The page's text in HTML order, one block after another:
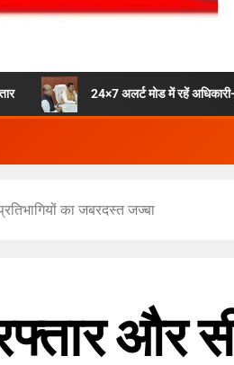
24×7 अलर्ट मोड में रहें अधिकारी-मुख्य सचिव,
का जबरदस्त जज्बा
और